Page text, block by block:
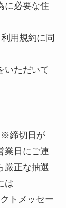
に必要な住
用規約に同
いただいて
※締切日が
業日にご連
厳正な抽選
は
トメッセー